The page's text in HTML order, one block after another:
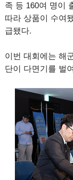
족 등 160여 명이
따라 상품이 수여
급됐다.
이번 대회에는 해
단이 다면기를 벌